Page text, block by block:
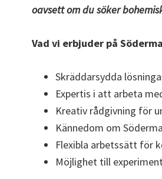
oavsett om du söker
Vad vi erbjuder på
Skräddarsydda
Expertis i att arbeta
Kreativ rådgivning för
Kännedom om
Flexibla arbetssätt för
Möjlighet till